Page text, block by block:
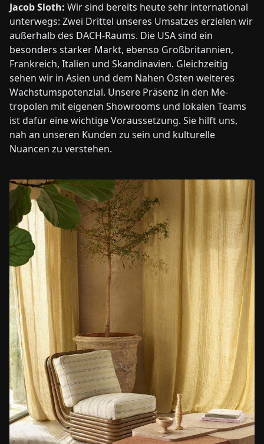
Jacob Sloth: Wir sind bereits heute sehr international
unterwegs: Zwei Drittel unseres Umsatzes erzielen wir
außerhalb des DACH-Raums. Die USA sind ein
besonders starker Markt, ebenso Großbritannien,
Frankreich, Italien und Skandinavien. Gleichzeitig
sehen wir in Asien und dem Nahen Osten weiteres
Wachstumspotenzial. Unsere Präsenz in den Me-
tropolen mit eigenen Showrooms und lokalen Teams
ist dafür eine wichtige Voraussetzung. Sie hilft uns,
nah an unseren Kunden zu sein und kulturelle
Nuancen zu verstehen.